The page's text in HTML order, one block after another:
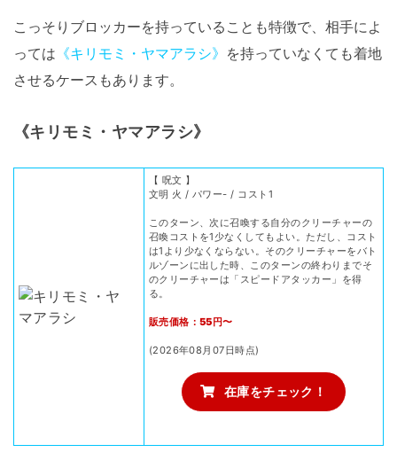
こっそりブロッカーを持っていることも特徴で、相手によ
っては 《キリモミ・ヤマアラシ》 を持っていなくても着地
させるケースもあります。
《キリモミ・ヤマアラシ》
【 呪文 】
文明 火 / パワー- / コスト1
このターン、次に召喚する自分のクリーチャーの
召喚コストを1少なくしてもよい。ただし、コスト
は1より少なくならない。そのクリーチャーをバト
ルゾーンに出した時、このターンの終わりまでそ
のクリーチャーは「スピードアタッカー」を得
る。
販売価格：55円〜
(2026年08月07日時点)
在庫をチェック！